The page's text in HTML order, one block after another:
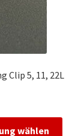
Clip 5, 11, 22L
wählen